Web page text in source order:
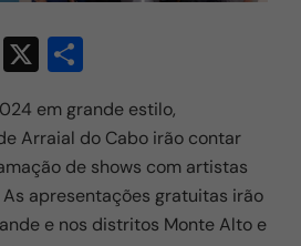
T X
ar
e
em grande estilo,
Arraial do Cabo irão contar
de shows com artistas
apresentações gratuitas irão
e nos distritos Monte Alto e